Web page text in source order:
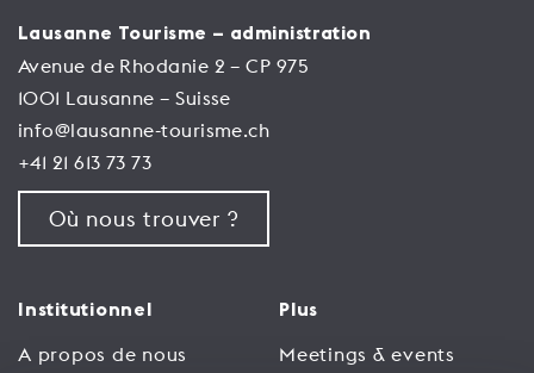
Lausanne Tourisme – administration
Avenue de Rhodanie 2 – CP 975
1001 Lausanne – Suisse
info@lausanne-tourisme.ch
+41 21 613 73 73
Où nous trouver ?
Institutionnel
A propos de nous
Plus
Meetings & events